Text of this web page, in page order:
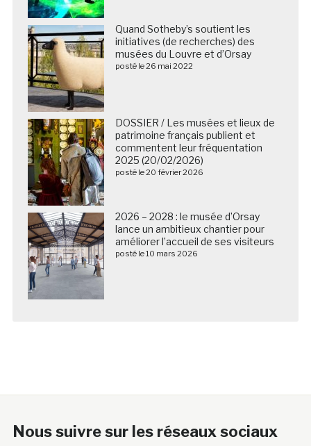
Quand Sotheby’s soutient les
initiatives (de recherches) des
musées du Louvre et d’Orsay
posté le 26 mai 2022
DOSSIER / Les musées et lieux de
patrimoine français publient et
commentent leur fréquentation
2025 (20/02/2026)
posté le 20 février 2026
2026 – 2028 : le musée d’Orsay
lance un ambitieux chantier pour
améliorer l’accueil de ses visiteurs
posté le 10 mars 2026
Nous suivre sur les réseaux sociaux